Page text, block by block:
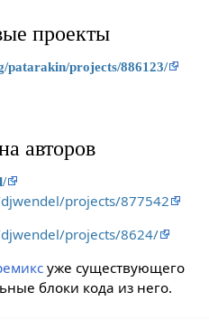
проекты
patarakin/projects/886123/
авторов
projects/877542
projects/8624/
уже существующего
блоки кода из него.